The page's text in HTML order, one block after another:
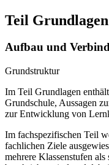
Teil Grundlagen
Aufbau und
Grundstruktur
Im Teil Grundlagen
Grundschule, Aussagen
zur Entwicklung von
Im fachspezifischen Teil
fachlichen Ziele
mehrere Klassenstufen